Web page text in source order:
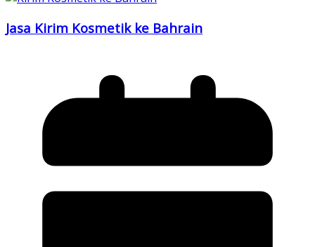
Jasa Kirim Kosmetik ke Bahrain